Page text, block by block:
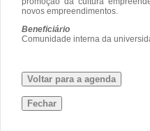
novos empreendimentos.
Beneficiário
Comunidade interna da
Voltar para a agenda
Fechar